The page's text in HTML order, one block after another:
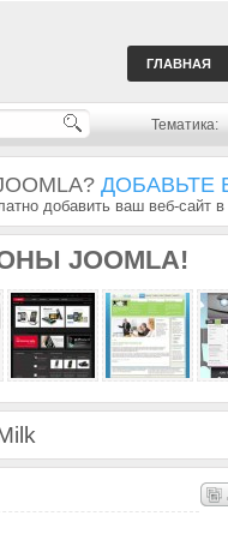
ГЛАВНАЯ
Тематика:
ДОБАВЬТЕ
добавить ваш веб-сайт
JOOMLA!